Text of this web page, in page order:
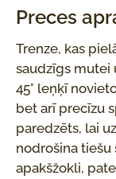
Preces
Trenze, kas
saudzīgs mutei
45° leņķī
bet arī precīzu
paredzēts, lai
nodrošina tiešu
apakšžokli,